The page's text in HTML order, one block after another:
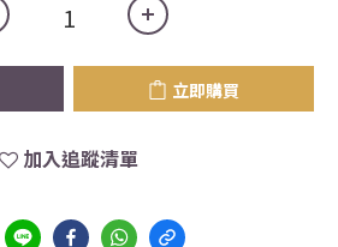
立即購買
加入追蹤清單